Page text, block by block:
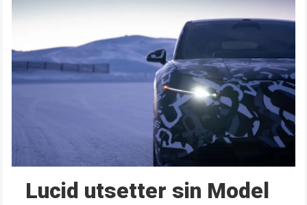
Lucid utsetter sin Model